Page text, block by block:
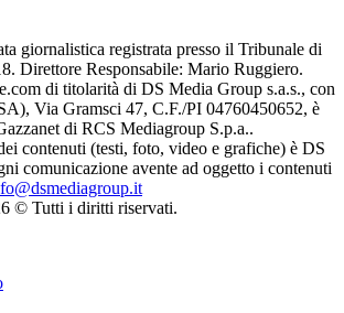
giornalistica registrata presso il Tribunale di
Direttore Responsabile: Mario Ruggiero.
di titolarità di DS Media Group s.a.s., con
Via Gramsci 47, C.F./PI 04760450652, è
di RCS Mediagroup S.p.a..
contenuti (testi, foto, video e grafiche) è DS
comunicazione avente ad oggetto i contenuti
© Tutti i diritti riservati.